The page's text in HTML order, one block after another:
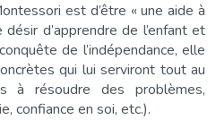
est d’être « une aide à
d’apprendre de l’enfant et
de l’indépendance, elle
qui lui serviront tout au
à résoudre des problèmes,
confiance en soi, etc.).